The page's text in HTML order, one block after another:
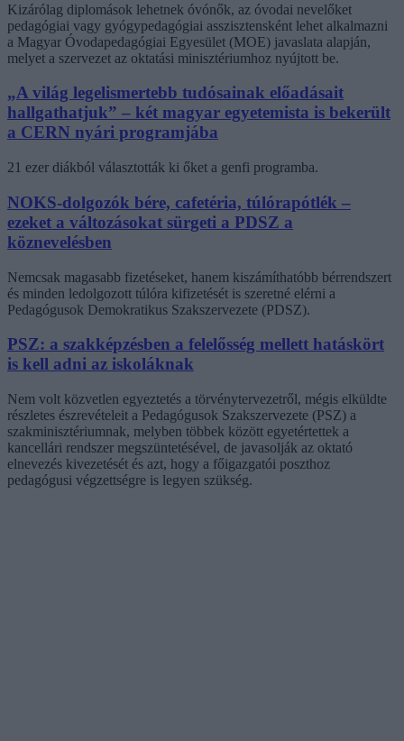
Kizárólag diplomások lehetnek óvónők, az óvodai nevelőket
pedagógiai vagy gyógypedagógiai asszisztensként lehet alkalmazni
a Magyar Óvodapedagógiai Egyesület (MOE) javaslata alapján,
melyet a szervezet az oktatási minisztériumhoz nyújtott be.
„A világ legelismertebb tudósainak előadásait
hallgathatjuk” – két magyar egyetemista is bekerült
a CERN nyári programjába
21 ezer diákból választották ki őket a genfi programba.
NOKS-dolgozók bére, cafetéria, túlórapótlék –
ezeket a változásokat sürgeti a PDSZ a
köznevelésben
Nemcsak magasabb fizetéseket, hanem kiszámíthatóbb bérrendszert
és minden ledolgozott túlóra kifizetését is szeretné elérni a
Pedagógusok Demokratikus Szakszervezete (PDSZ).
PSZ: a szakképzésben a felelősség mellett hatáskört
is kell adni az iskoláknak
Nem volt közvetlen egyeztetés a törvénytervezetről, mégis elküldte
részletes észrevételeit a Pedagógusok Szakszervezete (PSZ) a
szakminisztériumnak, melyben többek között egyetértettek a
kancellári rendszer megszüntetésével, de javasolják az oktató
elnevezés kivezetését és azt, hogy a főigazgatói poszthoz
pedagógusi végzettségre is legyen szükség.